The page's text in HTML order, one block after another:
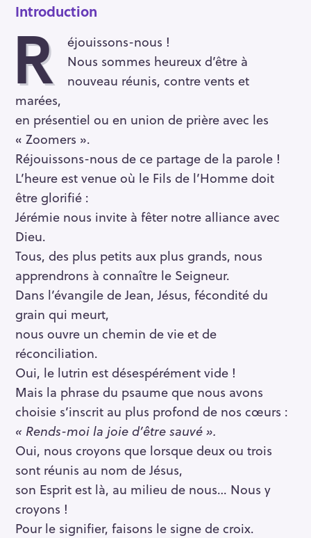
Introduction
R
éjouissons-nous !
Nous sommes heureux d’être à
nouveau réunis, contre vents et
marées,
en présentiel ou en union de prière avec les
« Zoomers ».
Réjouissons-nous de ce partage de la parole !
L’heure est venue où le Fils de l’Homme doit
être glorifié :
Jérémie nous invite à fêter notre alliance avec
Dieu.
Tous, des plus petits aux plus grands, nous
apprendrons à connaître le Seigneur.
Dans l’évangile de Jean, Jésus, fécondité du
grain qui meurt,
nous ouvre un chemin de vie et de
réconciliation.
Oui, le lutrin est désespérément vide !
Mais la phrase du psaume que nous avons
choisie s’inscrit au plus profond de nos cœurs :
« Rends-moi la joie d’être sauvé ».
Oui, nous croyons que lorsque deux ou trois
sont réunis au nom de Jésus,
son Esprit est là, au milieu de nous… Nous y
croyons !
Pour le signifier, faisons le signe de croix.